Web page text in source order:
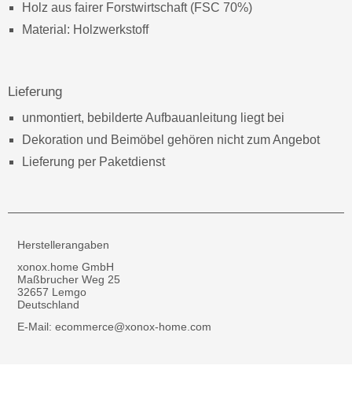
Holz aus fairer Forstwirtschaft (FSC 70%)
Material: Holzwerkstoff
Lieferung
unmontiert, bebilderte Aufbauanleitung liegt bei
Dekoration und Beimöbel gehören nicht zum Angebot
Lieferung per Paketdienst
Herstellerangaben
xonox.home GmbH
Maßbrucher Weg 25
32657 Lemgo
Deutschland
E-Mail: ecommerce@xonox-home.com